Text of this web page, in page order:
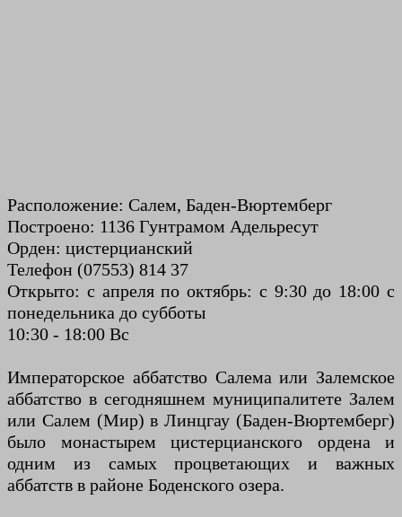
Расположение: Салем, Баден-Вюртемберг
Построено: 1136 Гунтрамом Адельресут
Орден: цистерцианский
Телефон (07553) 814 37
Открыто: с апреля по октябрь: с 9:30 до 18:00 с
понедельника до субботы
10:30 - 18:00 Вс
Императорское аббатство Салема или Залемское
аббатство в сегодняшнем муниципалитете Залем
или Салем (Мир) в Линцгау (Баден-Вюртемберг)
было монастырем цистерцианского ордена и
одним из самых процветающих и важных
аббатств в районе Боденского озера.